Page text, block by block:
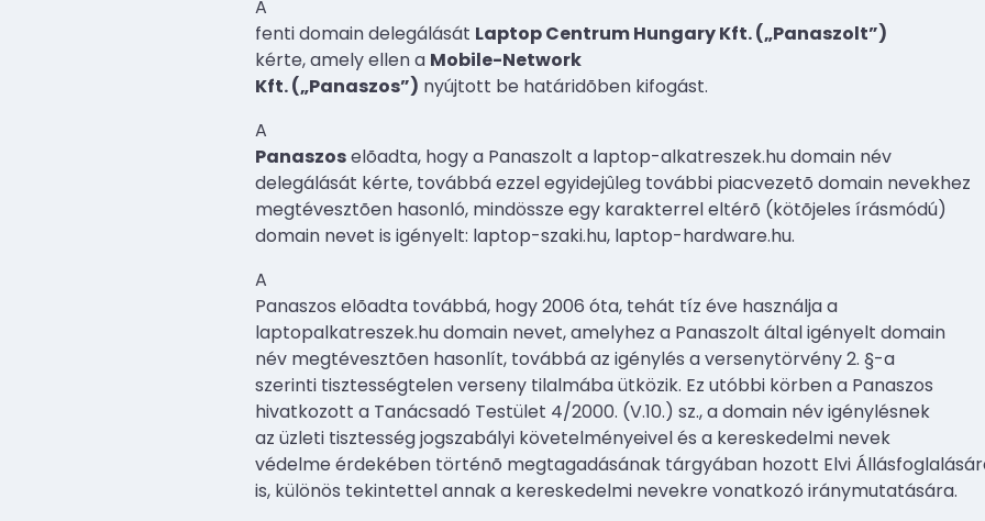
A
fenti domain delegálását Laptop Centrum Hungary Kft. („Panaszolt”)
kérte, amely ellen a Mobile-Network
Kft.(„Panaszos”) nyújtott be határidõben kifogást.
A
Panaszoselõadta, hogy a Panaszolt a laptop-alkatreszek.hu domain név
delegálását kérte, továbbá ezzel egyidejûleg további piacvezetõ domain nevekhez
megtévesztõen hasonló, mindössze egy karakterrel eltérõ (kötõjeles írásmódú)
domain nevet is igényelt: laptop-szaki.hu, laptop-hardware.hu.
A
Panaszos elõadta továbbá, hogy 2006 óta, tehát tíz éve használja a
laptopalkatreszek.hu domain nevet, amelyhez a Panaszolt által igényelt domain
név megtévesztõen hasonlít, továbbá az igénylés a versenytörvény 2. §-a
szerinti tisztességtelen verseny tilalmába ütközik. Ez utóbbi körben a Panaszos
hivatkozott a Tanácsadó Testület 4/2000. (V.10.) sz., a domain név igénylésnek
az üzleti tisztesség jogszabályi követelményeivel és a kereskedelmi nevek
védelme érdekében történõ megtagadásának tárgyában hozott Elvi
is, különös tekintettel annak a kereskedelmi nevekre vonatkozó iránymutatására.